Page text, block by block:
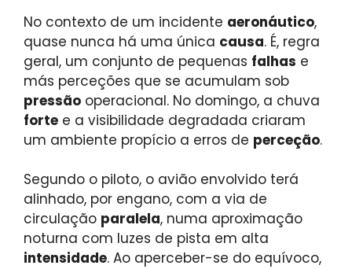
No contexto de um incidente aeronáutico,
quase nunca há uma única causa. É, regra
geral, um conjunto de pequenas falhas e
más perceções que se acumulam sob
pressão operacional. No domingo, a chuva
forte e a visibilidade degradada criaram
um ambiente propício a erros de perceção.
Segundo o piloto, o avião envolvido terá
alinhado, por engano, com a via de
circulação paralela, numa aproximação
noturna com luzes de pista em alta
intensidade. Ao aperceber-se do equívoco,